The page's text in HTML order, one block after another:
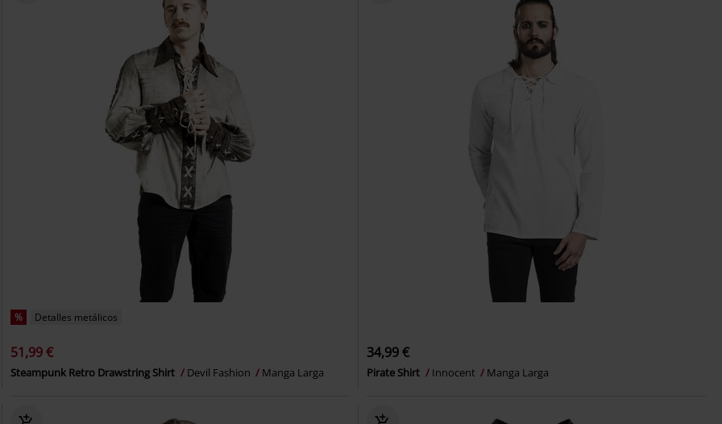
% Detalles metálicos
51,99 €
Steampunk Retro Drawstring Shirt Devil Fashion Manga Larga
34,99 €
Pirate Shirt Innocent Manga Larga